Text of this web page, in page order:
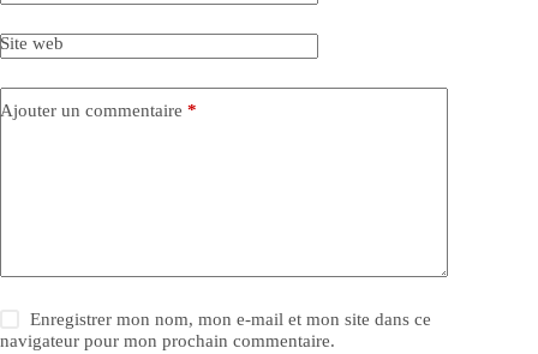
Site web
Ajouter un commentaire *
Enregistrer mon nom, mon e-mail et mon site dans ce
navigateur pour mon prochain commentaire.